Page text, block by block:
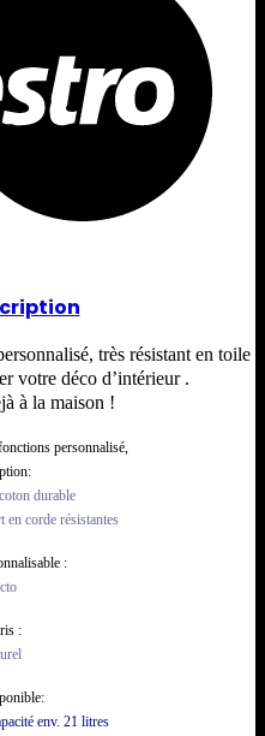
très résistant en toile
votre déco d’intérieur .
à la maison !
personnalisé,
durable
en corde résistantes
:
:
env. 21 litres